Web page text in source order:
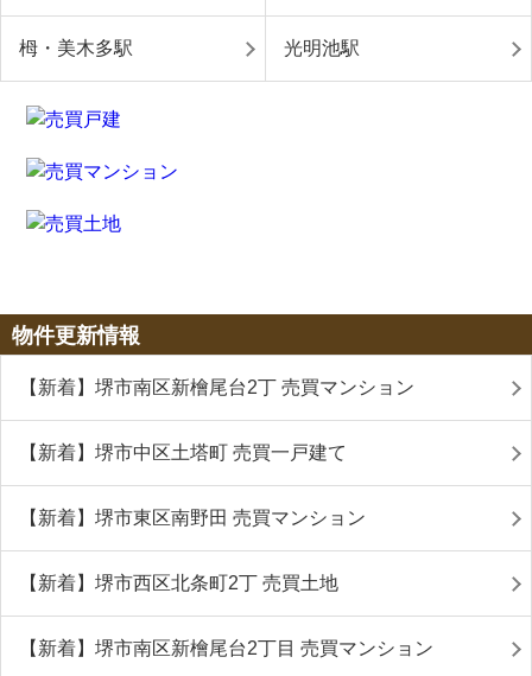
栂・美木多駅 光明池駅
物件更新情報
【新着】堺市南区新檜尾台2丁 売買マンション
【新着】堺市中区土塔町 売買一戸建て
【新着】堺市東区南野田 売買マンション
【新着】堺市西区北条町2丁 売買土地
【新着】堺市南区新檜尾台2丁目 売買マンション